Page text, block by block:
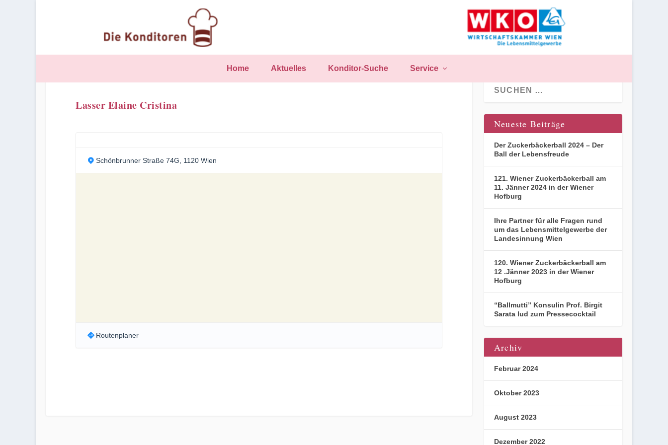
Home Aktuelles Konditor-Suche Service
Lasser Elaine Cristina
Schönbrunner Straße 74G, 1120 Wien
Routenplaner
Neueste Beiträge
Der Zuckerbäckerball 2024 – Der
Ball der Lebensfreude
121. Wiener Zuckerbäckerball am
11. Jänner 2024 in der Wiener
Hofburg
Ihre Partner für alle Fragen rund
um das Lebensmittelgewerbe der
Landesinnung Wien
120. Wiener Zuckerbäckerball am
12 .Jänner 2023 in der Wiener
Hofburg
“Ballmutti” Konsulin Prof. Birgit
Sarata lud zum Pressecocktail
Archiv
Februar 2024
Oktober 2023
August 2023
Dezember 2022